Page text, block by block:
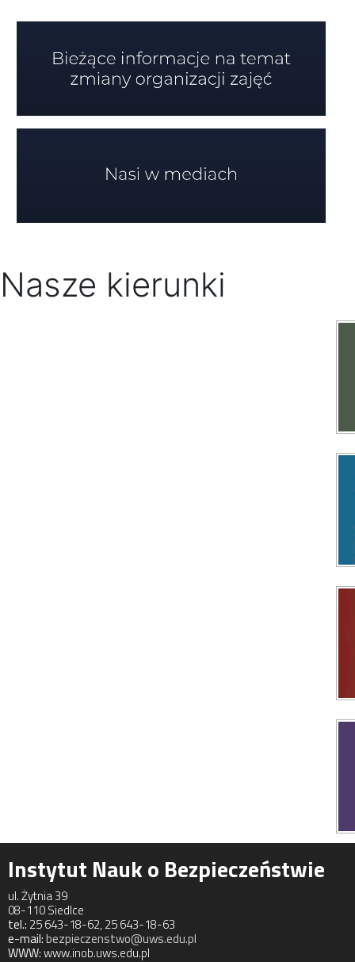
Nasze kierunki
Instytut Nauk o Bezpieczeństwie
ul. Żytnia 39
08-110 Siedlce
tel.: 25 643-18-62, 25 643-18-63
e-mail:bezpieczenstwo@uws.edu.pl
WWW:www.inob.uws.edu.pl